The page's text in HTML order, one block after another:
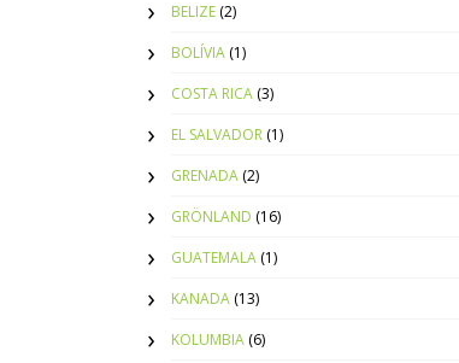
BELIZE (2)
BOLÍVIA (1)
COSTA RICA (3)
EL SALVADOR (1)
GRENADA (2)
GRÖNLAND (16)
GUATEMALA (1)
KANADA (13)
KOLUMBIA (6)